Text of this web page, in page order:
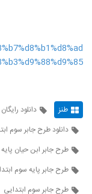
طنز دانلود
دانلود طرح جابر سوم
طرح جابر ابن حیان پایه
طرح جابر پایه سوم
طرح جابر سوم ابتدایی